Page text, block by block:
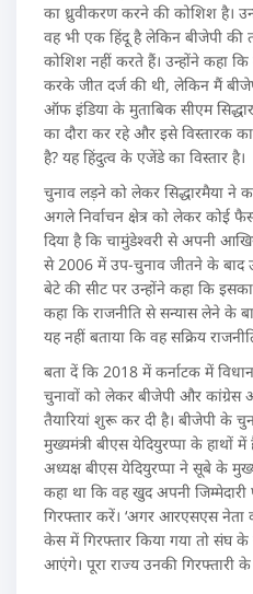
का ध्रुवीकरण करने की कोशिश है।
वह भी एक हिंदू है लेकिन बीजेपी की
कोशिश नहीं करते हैं। उन्होंने कहा
करके जीत दर्ज की थी, लेकिन मैं
ऑफ इंडिया के मुताबिक सीएम
का दौरा कर रहे और इसे विस्तारक
है? यह हिंदुत्व के एजेंडे का विस्तार है।
चुनाव लड़ने को लेकर सिद्धारमैया ने
अगले निर्वाचन क्षेत्र को लेकर कोई
दिया है कि चामुंडेश्वरी से अपनी
से 2006 में उप-चुनाव जीतने के बाद
बेटे की सीट पर उन्होंने कहा कि
कहा कि राजनीति से सन्यास लेने के
यह नहीं बताया कि वह सक्रिय
बता दें कि 2018 में कर्नाटक में
चुनावों को लेकर बीजेपी और
तैयारियां शुरू कर दी है। बीजेपी के
मुख्यमंत्री बीएस येदियुरप्पा के हाथों
अध्यक्ष बीएस येदियुरप्पा ने सूबे के
कहा था कि वह खुद अपनी
गिरफ्तार करें। ‘अगर आरएसएस नेता
केस में गिरफ्तार किया गया तो संघ के
आएंगे। पूरा राज्य उनकी गिरफ्तारी